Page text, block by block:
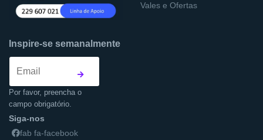
Inspire-se semanalmente
Por favor, preencha o
campo obrigatório.
Siga-nos
fab fa-facebook
Vales e Ofertas